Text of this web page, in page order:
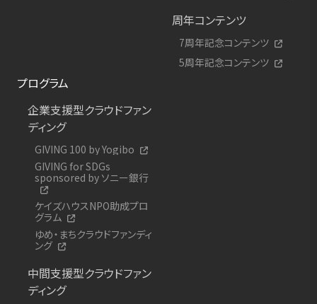
周年コンテンツ
7周年記念コンテンツ
5周年記念コンテンツ
プログラム
企業支援型クラウドファン
ディング
GIVING 100 by Yogibo
GIVING for SDGs
sponsored by ソニー銀行
ケイズハウスNPO助成プロ
グラム
ゆめ・まちクラウドファンディ
ング
中間支援型クラウドファン
ディング